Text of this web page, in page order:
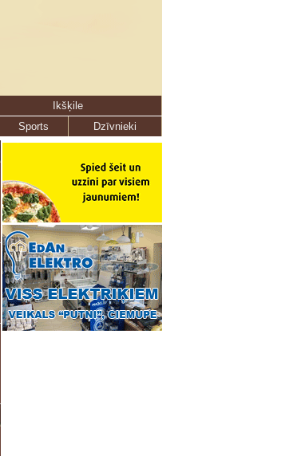
Ikšķile
Sports
Dzīvnieki